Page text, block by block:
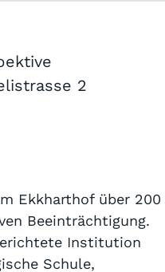
2
Ekkharthof über 200
Be­ein­trächtigung.
Institution
Schule,